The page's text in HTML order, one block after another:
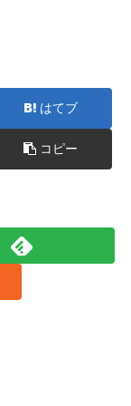
はてブ
コピー